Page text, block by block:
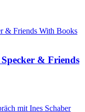
& Friends